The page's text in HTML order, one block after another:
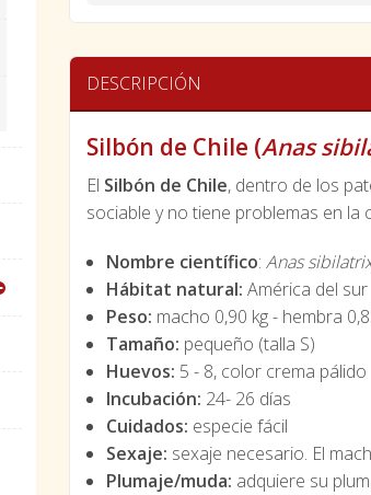
DESCRIPCIÓN
Silbón de Chile (Anas
El Silbón de Chile, dentro de los
sociable y no tiene problemas en la
Nombre científico: Anas
Hábitat natural: América del sur
Peso: macho 0,90 kg - hembra
Tamaño: pequeño (talla S)
Huevos: 5 - 8, color crema pálido
Incubación: 24- 26 días
Cuidados: especie fácil
Sexaje: sexaje necesario. El
Plumaje/muda: adquiere su